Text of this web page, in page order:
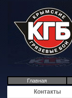
Главная
Контакты